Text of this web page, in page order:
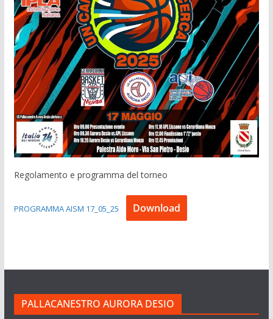
Regolamento e programma del torneo
PROGRAMMA AISM 17_05_25 Download
PALLACANESTRO AURORA DESIO